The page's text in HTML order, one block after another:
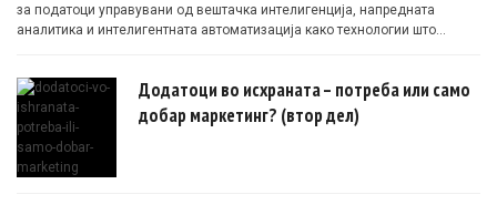
за податоци управувани од вештачка интелигенција, напредната
аналитика и интелигентната автоматизација како технологии што
Додатоци во исхраната – потреба или само
добар маркетинг? (втор дел)